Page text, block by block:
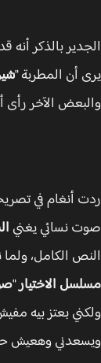
بالذكر أنه قد
أن المطربة "
الآخر رأى أن
أنغام في
نسائي يغني
الكامل، ولما
الاختيار"صوت
بعتز بيه
وهعيش